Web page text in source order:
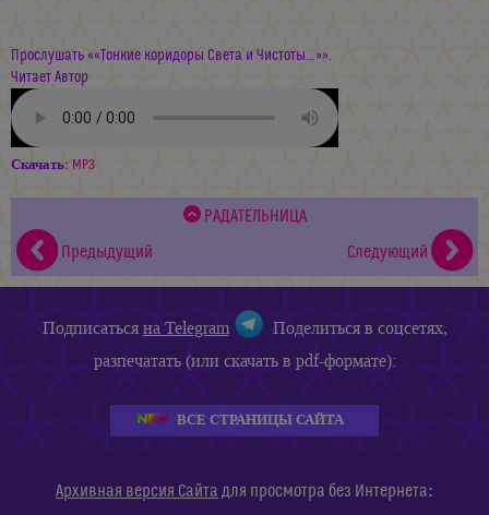
Прослушать ««Тонкие коридоры Света и Чистоты...»».
Читает Автор
Скачать: MP3
РАДАТЕЛЬНИЦА
Предыдущий
Следующий
Подписатьсяна Telegram
Поделиться в соцсетях,
разпечатать (или скачать в pdf-формате):
ВСЕ СТРАНИЦЫ САЙТА
Архивная версия Сайта для просмотра без Интернета: